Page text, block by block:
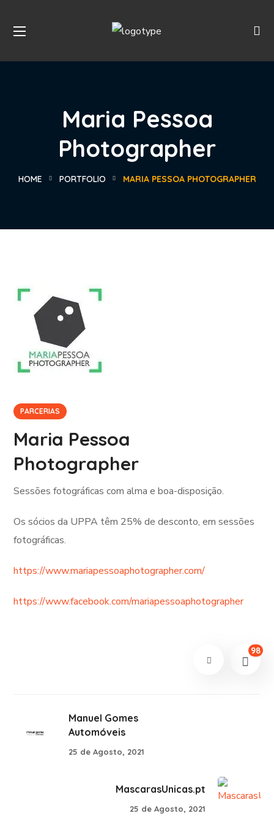
Maria Pessoa
Photographer
HOME PORTFOLIO MARIA PESSOA PHOTOGRAPHER
PARCERIAS
Maria Pessoa
Photographer
Sessões fotográficas com alma e boa-disposição.
Os sócios da UPPA têm 25% de desconto, em sessões
fotográficas.
https://www.mariapessoaphotographer.com/
https://www.facebook.com/mariapessoaphotographer
98
Manuel Gomes
Automóveis
25 de Agosto, 2021
MascarasUnicas.pt
25 de Agosto, 2021